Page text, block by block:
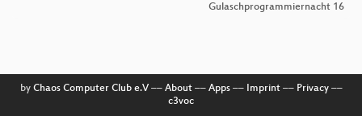
Gulaschprogrammiernacht 16
by Chaos Computer Club e.V–– About–– Apps–– Imprint–– Privacy––
c3voc